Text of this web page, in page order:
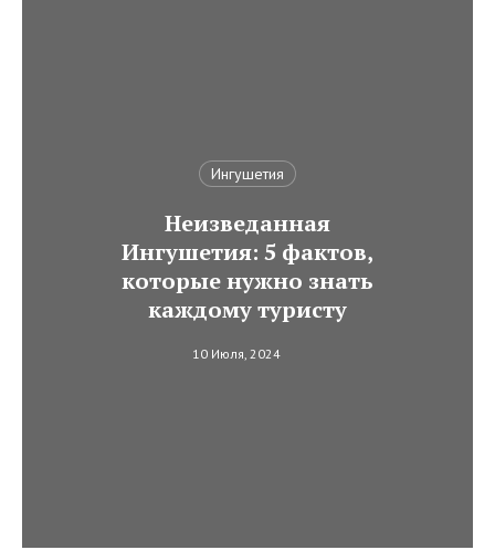
Ингушетия
Неизведанная
Ингушетия: 5 фактов,
которые нужно знать
каждому туристу
10 Июля, 2024